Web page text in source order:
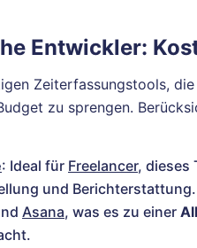
Entwickler:
Zeiterfassungstools,
zu sprengen.
: Ideal für Freelancer, dieses
und
Asana, was es zu einer